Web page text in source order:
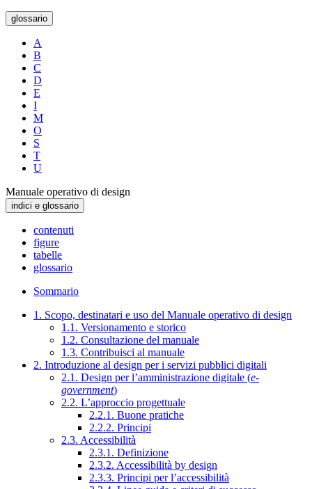
glossario
A
B
C
D
E
I
M
O
S
T
U
Manuale operativo di design
indici e glossario
contenuti
figure
tabelle
glossario
Sommario
1. Scopo, destinatari e uso del Manuale operativo di design
1.1. Versionamento e storico
1.2. Consultazione del manuale
1.3. Contribuisci al manuale
2. Introduzione al design per i servizi pubblici digitali
2.1. Design per l’amministrazione digitale (e-
government)
2.2. L’approccio progettuale
2.2.1. Buone pratiche
2.2.2. Principi
2.3. Accessibilità
2.3.1. Definizione
2.3.2. Accessibilità by design
2.3.3. Principi per l’accessibilità